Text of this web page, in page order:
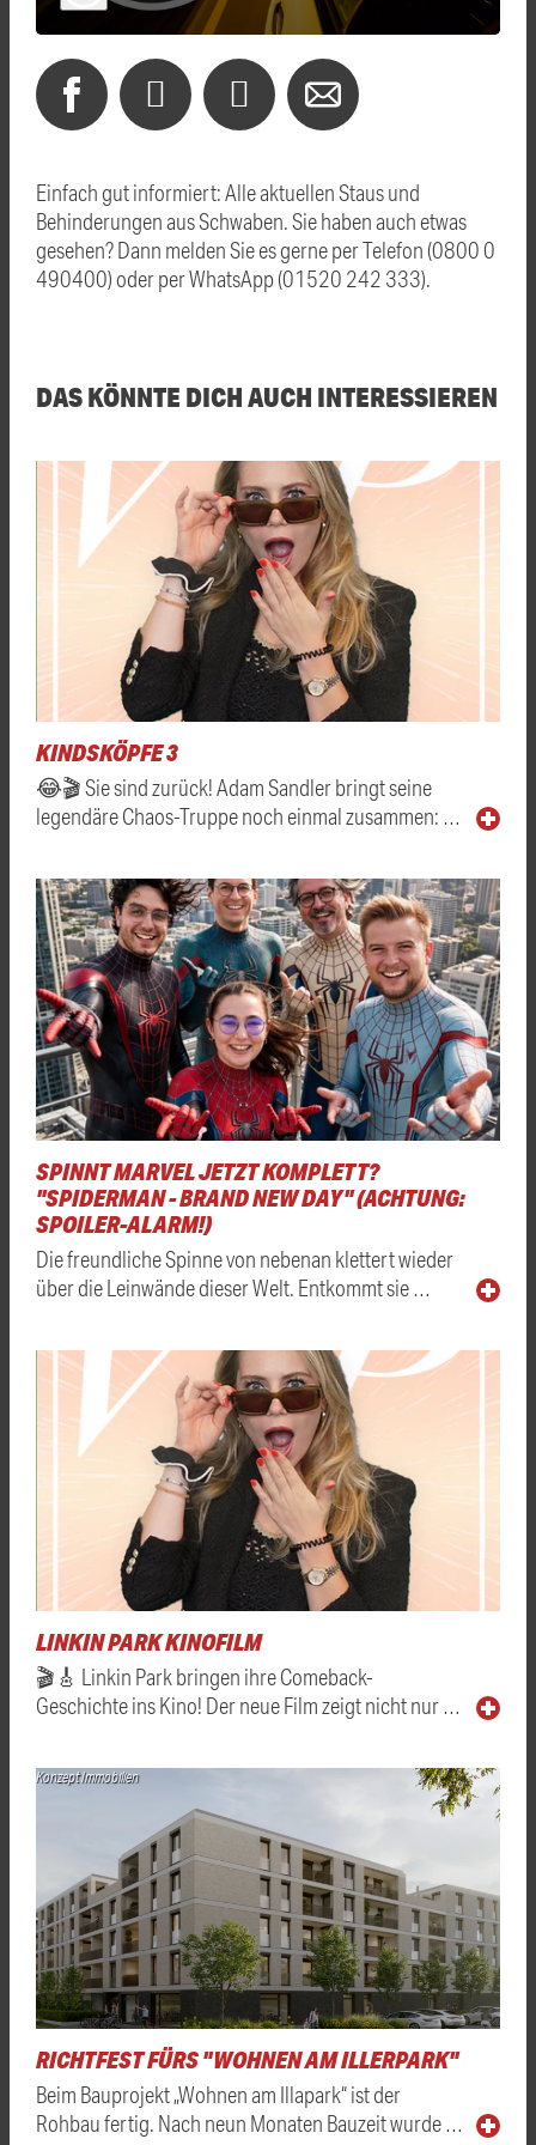
Einfach gut informiert: Alle aktuellen Staus und
Behinderungen aus Schwaben. Sie haben auch etwas
gesehen? Dann melden Sie es gerne per Telefon (0800 0
490400) oder per WhatsApp (01520 242 333).
DAS KÖNNTE DICH AUCH INTERESSIEREN
KINDSKÖPFE 3
😂🎬 Sie sind zurück! Adam Sandler bringt seine
legendäre Chaos-Truppe noch einmal zusammen: …
SPINNT MARVEL JETZT KOMPLETT?
"SPIDERMAN - BRAND NEW DAY" (ACHTUNG:
SPOILER-ALARM!)
Die freundliche Spinne von nebenan klettert wieder
über die Leinwände dieser Welt. Entkommt sie …
LINKIN PARK KINOFILM
🎬🎸 Linkin Park bringen ihre Comeback-
Geschichte ins Kino! Der neue Film zeigt nicht nur …
Konzept Immobilien
RICHTFEST FÜRS "WOHNEN AM ILLERPARK"
Beim Bauprojekt „Wohnen am Illapark“ ist der
Rohbau fertig. Nach neun Monaten Bauzeit wurde …